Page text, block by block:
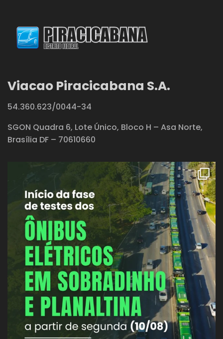
Viacao Piracicabana S.A.
54.360.623/0044-34
SGON Quadra 6, Lote Único, Bloco H – Asa Norte,
Brasília DF – 70610660